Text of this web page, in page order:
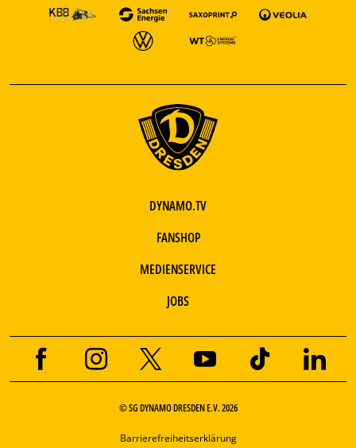
DYNAMO.TV
FANSHOP
MEDIENSERVICE
JOBS
© SG DYNAMO DRESDEN E.V. 2026
Barrierefreiheitserklärung